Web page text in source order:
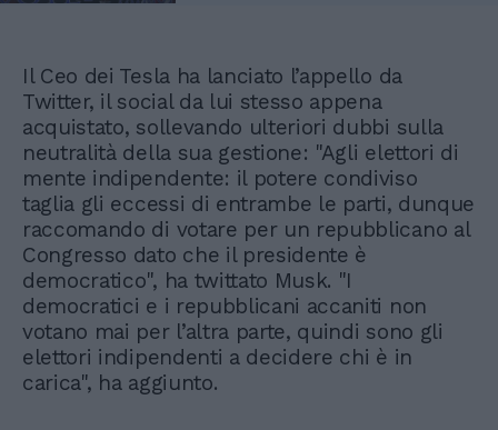
Il Ceo dei Tesla ha lanciato l’appello da
Twitter, il social da lui stesso appena
acquistato, sollevando ulteriori dubbi sulla
neutralità della sua gestione: "Agli elettori di
mente indipendente: il potere condiviso
taglia gli eccessi di entrambe le parti, dunque
raccomando di votare per un repubblicano al
Congresso dato che il presidente è
democratico", ha twittato Musk. "I
democratici e i repubblicani accaniti non
votano mai per l’altra parte, quindi sono gli
elettori indipendenti a decidere chi è in
carica", ha aggiunto.